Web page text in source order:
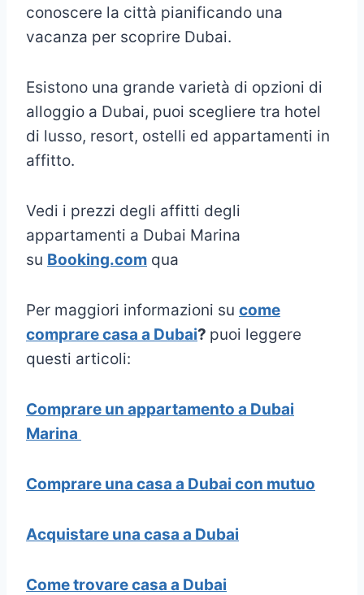
conoscere la città pianificando una
vacanza per scoprire Dubai.
Esistono una grande varietà di opzioni di
alloggio a Dubai, puoi scegliere tra hotel
di lusso, resort, ostelli ed appartamenti in
affitto.
Vedi i prezzi degli affitti degli
appartamenti a Dubai Marina
su Booking.com qua
Per maggiori informazioni su come
comprare casa a Dubai? puoi leggere
questi articoli:
Comprare un appartamento a Dubai
Marina
Comprare una casa a Dubai con mutuo
Acquistare una casa a Dubai
Come trovare casa a Dubai